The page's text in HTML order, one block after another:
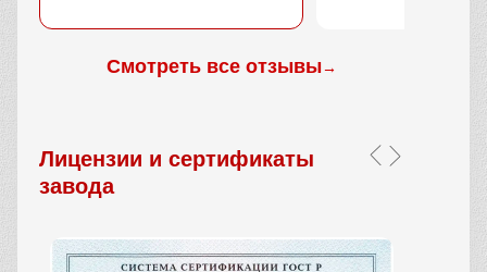
Смотреть все отзывы→
Лицензии и сертификаты
завода